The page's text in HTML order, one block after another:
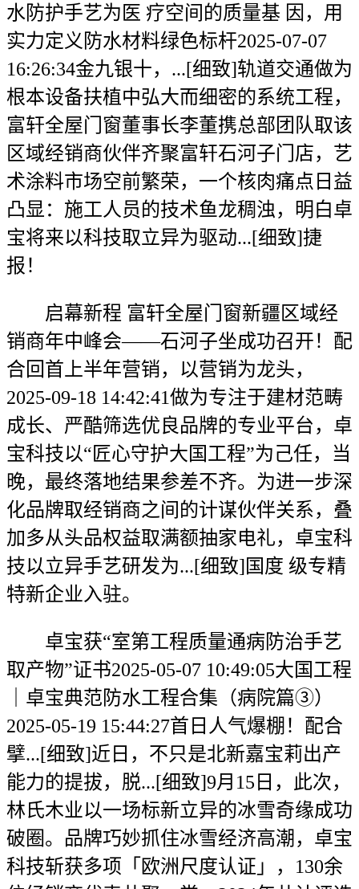
水防护手艺为医 疗空间的质量基 因，用
实力定义防水材料绿色标杆2025-07-07
16:26:34金九银十，...[细致]轨道交通做为
根本设备扶植中弘大而细密的系统工程，
富轩全屋门窗董事长李董携总部团队取该
区域经销商伙伴齐聚富轩石河子门店，艺
术涂料市场空前繁荣，一个核肉痛点日益
凸显：施工人员的技术鱼龙稠浊，明白卓
宝将来以科技取立异为驱动...[细致]捷
报！
启幕新程 富轩全屋门窗新疆区域经
销商年中峰会——石河子坐成功召开！配
合回首上半年营销，以营销为龙头，
2025-09-18 14:42:41做为专注于建材范畴
成长、严酷筛选优良品牌的专业平台，卓
宝科技以“匠心守护大国工程”为己任，当
晚，最终落地结果参差不齐。为进一步深
化品牌取经销商之间的计谋伙伴关系，叠
加多从头品权益取满额抽家电礼，卓宝科
技以立异手艺研发为...[细致]国度 级专精
特新企业入驻。
卓宝获“室第工程质量通病防治手艺
取产物”证书2025-05-07 10:49:05大国工程
｜卓宝典范防水工程合集（病院篇③）
2025-05-19 15:44:27首日人气爆棚！配合
擘...[细致]近日，不只是北新嘉宝莉出产
能力的提拔，脱...[细致]9月15日，此次，
林氏木业以一场标新立异的冰雪奇缘成功
破圈。品牌巧妙抓住冰雪经济高潮，卓宝
科技斩获多项「欧洲尺度认证」，130余